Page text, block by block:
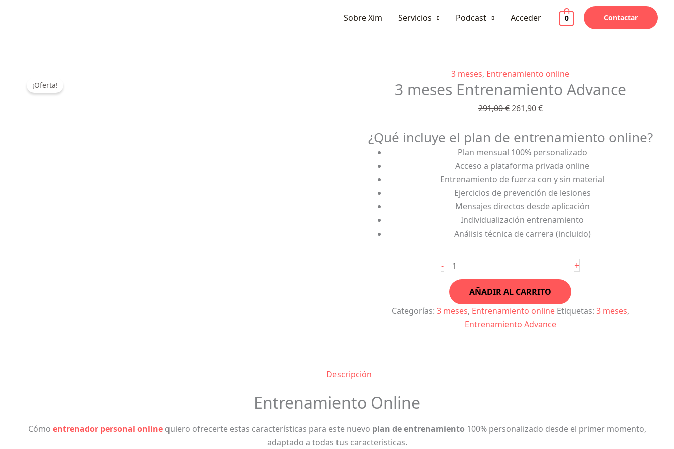
Sobre Xim Servicios Podcast Acceder 0 Contactar
¡Oferta!
3 meses, Entrenamiento online
3 meses Entrenamiento Advance
291,00€
El
precio
era:
261,90€
El
precio
es:
¿Qué incluye el plan de entrenamiento online?
Plan mensual 100% personalizado
Acceso a plataforma privada online
Entrenamiento de fuerza con y sin material
Ejercicios de prevención de lesiones
Mensajes directos desde aplicación
Individualización entrenamiento
Análisis técnica de carrera (incluido)
-
meses
+
AÑADIR AL CARRITO
Categorías: 3 meses, Entrenamiento online Etiquetas: 3 meses,
Entrenamiento Advance
Descripción
Entrenamiento Online
Cómo entrenador personal online quiero ofrecerte estas características para este nuevo plan de entrenamiento 100% personalizado desde el primer momento,
adaptado a todas tus caracteristicas.